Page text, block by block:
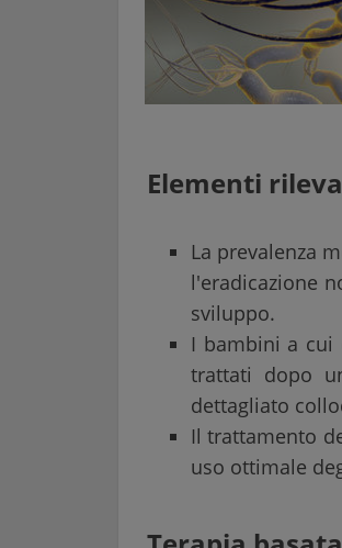
Elementi
La prevalenza
l'eradicazione
sviluppo.
I bambini a cui
trattati dopo
dettagliato
Il trattamento
uso ottimale